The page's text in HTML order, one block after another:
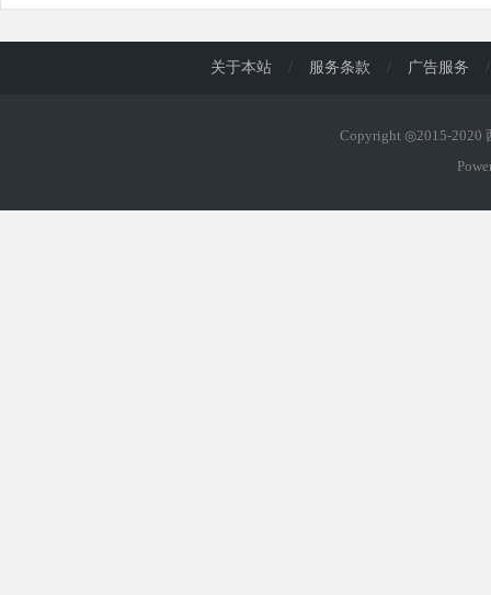
关于本站 / 服务条款 / 广告服务 /
Copyright ◎2015-2020